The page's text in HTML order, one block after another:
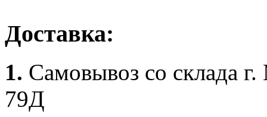
Доставка:
1. Самовывоз со склада
79Д